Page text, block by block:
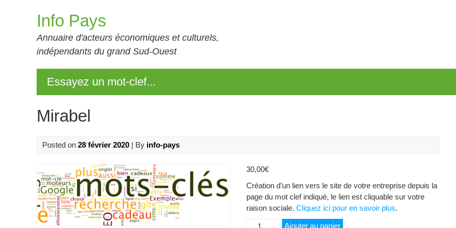
Info Pays
Annuaire d'acteurs économiques et culturels,
indépendants du grand Sud-Ouest
Essayez un mot-clef...
Mirabel
Posted on 28 février 2020 | By info-pays
30,00€
Création d’un lien vers le site de votre entreprise depuis la
page du mot clef indiqué, le lien est cliquable sur votre
raison sociale. Cliquez ici pour en savoir plus.
quantité
Ajouter au panier